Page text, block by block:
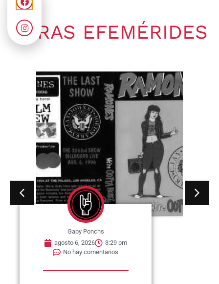
OTRAS EFEMÉRIDES
Gaby Ponchs
agosto 6, 2026
3:29 pm
No hay comentarios